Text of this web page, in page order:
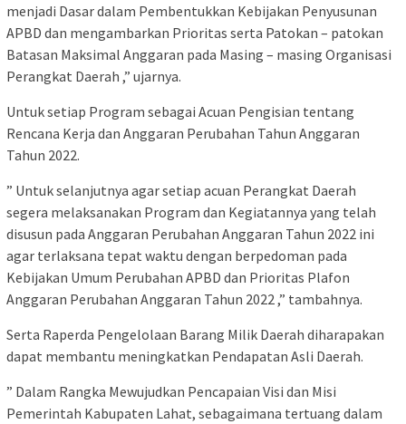
menjadi Dasar dalam Pembentukkan Kebijakan Penyusunan
APBD dan mengambarkan Prioritas serta Patokan – patokan
Batasan Maksimal Anggaran pada Masing – masing Organisasi
Perangkat Daerah ,” ujarnya.
Untuk setiap Program sebagai Acuan Pengisian tentang
Rencana Kerja dan Anggaran Perubahan Tahun Anggaran
Tahun 2022.
” Untuk selanjutnya agar setiap acuan Perangkat Daerah
segera melaksanakan Program dan Kegiatannya yang telah
disusun pada Anggaran Perubahan Anggaran Tahun 2022 ini
agar terlaksana tepat waktu dengan berpedoman pada
Kebijakan Umum Perubahan APBD dan Prioritas Plafon
Anggaran Perubahan Anggaran Tahun 2022 ,” tambahnya.
Serta Raperda Pengelolaan Barang Milik Daerah diharapakan
dapat membantu meningkatkan Pendapatan Asli Daerah.
” Dalam Rangka Mewujudkan Pencapaian Visi dan Misi
Pemerintah Kabupaten Lahat, sebagaimana tertuang dalam